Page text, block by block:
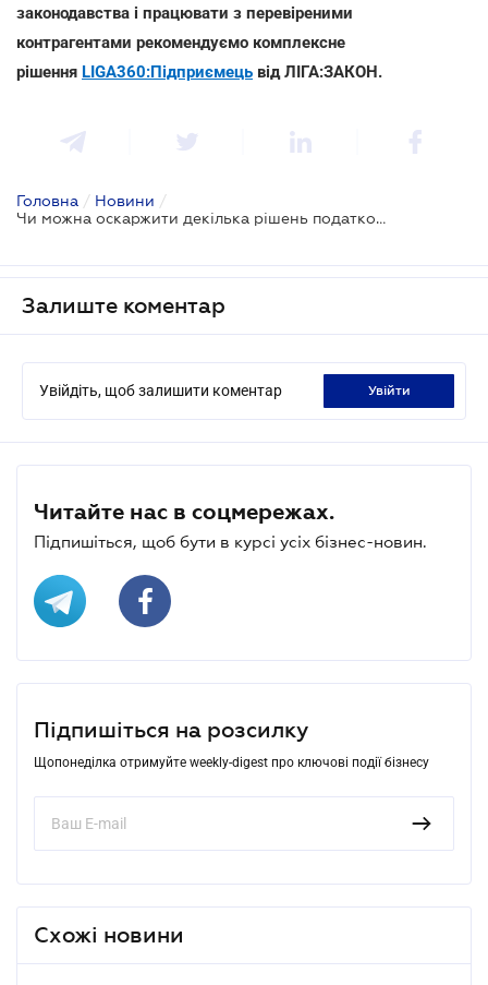
законодавства і працювати з перевіреними
контрагентами рекомендуємо комплексне
рішення LIGA360:Підприємець від ЛІГА:ЗАКОН.
Головна / Новини /
Чи можна оскаржити декілька рішень податкової в одній скарзі
Залиште коментар
Увійдіть, щоб залишити коментар увійти
Читайте нас в соцмережах.
Підпишіться, щоб бути в курсі усіх бізнес-новин.
Підпишіться на розсилку
Щопонеділка отримуйте weekly-digest про ключові події бізнесу
Схожі новини